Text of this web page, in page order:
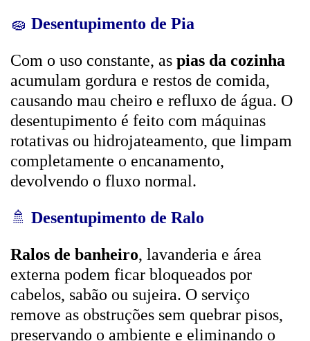
🧽 Desentupimento de Pia
Com o uso constante, as pias da cozinha
acumulam gordura e restos de comida,
causando mau cheiro e refluxo de água. O
desentupimento é feito com máquinas
rotativas ou hidrojateamento, que limpam
completamente o encanamento,
devolvendo o fluxo normal.
🚿 Desentupimento de Ralo
Ralos de banheiro, lavanderia e área
externa podem ficar bloqueados por
cabelos, sabão ou sujeira. O serviço
remove as obstruções sem quebrar pisos,
preservando o ambiente e eliminando o